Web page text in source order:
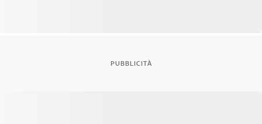
PUBBLICITÀ